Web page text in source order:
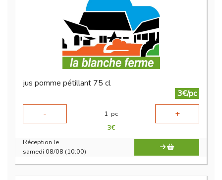
jus pomme pétillant 75 cl
3€/pc
-
1 pc +
3€
Réception le
samedi 08/08 (10:00)